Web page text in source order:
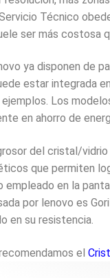
Técnico
ser más costosa
ya disponen de
estar integrada
Los
en ahorro de
del cristal/
que permiten
en la
por lenovo es
en su resistencia.
el